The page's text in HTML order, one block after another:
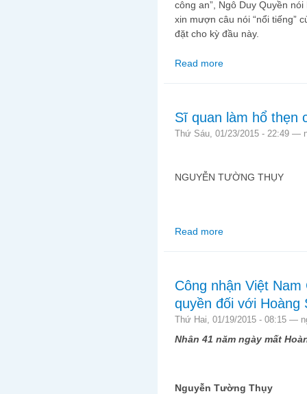
công an”, Ngô Duy Quyền
xin mượn câu nói “nổi tiếng”
đặt cho kỳ đầu này.
Read more
Sĩ quan làm hổ thẹn
Thứ Sáu, 01/23/2015 - 22:49 —
NGUYỄN TƯỜNG THỤY
Read more
Công nhận Việt
quyền đối với Hoàng
Thứ Hai, 01/19/2015 - 08:15 —
Nhân 41 năm ngày mất
Nguyễn Tường Thụy